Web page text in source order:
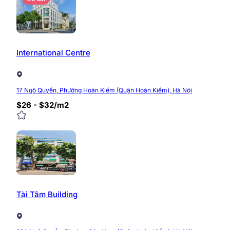
Ưu điểm khi thuê văn phòng
Sở hữu vị trí giao thương vô cùng thuận tiện tại trung
việc lý tưởng cho các doanh nghiệp và khách hàng
International Centre
17 Ngô Quyền, Phường Hoàn Kiếm (Quận Hoàn Kiếm), Hà Nội
$26 - $32/m2
Tài Tâm Building